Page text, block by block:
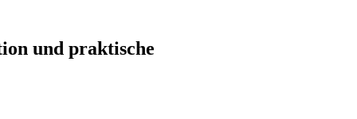
und praktische